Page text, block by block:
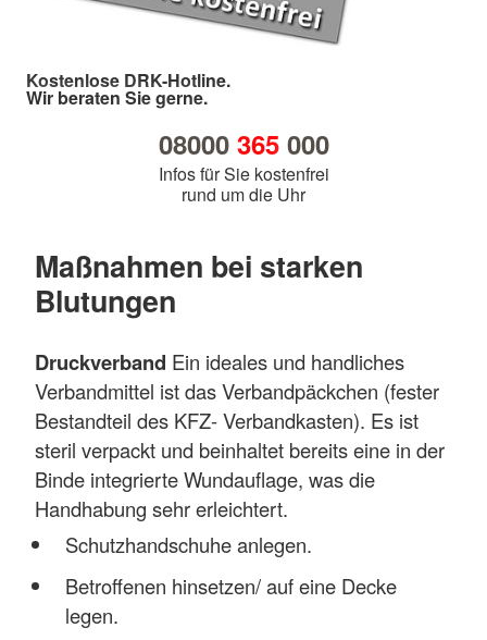
Kostenlose DRK-Hotline.
Wir beraten Sie gerne.
08000 365000
Infos für Sie kostenfrei
rund um die Uhr
Maßnahmen bei starken
Blutungen
Druckverband Ein ideales und handliches
Verbandmittel ist das Verbandpäckchen (fester
Bestandteil des KFZ- Verbandkasten). Es ist
steril verpackt und beinhaltet bereits eine in der
Binde integrierte Wundauflage, was die
Handhabung sehr erleichtert.
Schutzhandschuhe anlegen.
Betroffenen hinsetzen/ auf eine Decke
legen.